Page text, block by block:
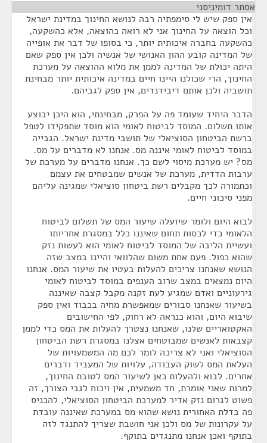
אסתר דומיניסני
אין ספק שיש לי סימפתיה רבה לנושא החינוך במדינת ישראל
וכל הוצאה על החינוך אני לא רואה כהוצאה, אלא כהשקעה,
כהשקעה בחברה איכותית יותר, כי בסופו של דבר את אופייה
של המדינה קובע ההון האנושי של אנשיה ולכן אין ספק שאם
היתה יכולת של המדינה לממן את מלוא ההוצאה על מערכת
החינוך, הרי שכולנו היינו חיים במדינה איכותית יותר מבחינת
תושביה ולכן אותם דיבידנדים, אין ספק לגביהם.
הדבר היחיד שעומד פה על הפרק, מבחינתי, הוא היכן יבוצע
אותו תשלום. המוסד לביטוח לאומי הוא מוסד שתפקידו לטפל
ברשת הביטחון הסוציאלי של תושבי מדינת ישראל. הגבייה
במוסד לביטוח לאומי איננה מס. אנחנו לא מדברים על מס.
מס? יש מערכת מיסוי לשם כך. אנחנו מדברים על מערכת של
ערבות הדדית, מערכת של אנשים שמבטחים את עצמם
וכתמורה לכך מקבלים רשת ביטחון סוציאלי שמגינה עליהם
מפני סיכוני חיים.
לבוא היום ולומר שיועלה שיעור המס של תשלום לביטוח
הלאומי כדי לכסות תחום שאיננו כלל במסגרת אחריותו
ועשיית הליבה של המוסד לביטוח לאומי הוא לעשות נזק
שהוא כפול. פעם אחת משום שהלוואי והיינו במצב שזה
הנושא שאנחנו צריכים להעלות בעטיו את שיעור המס. אנחנו
היום נמצאים במצב שרוב הענפים במוסד לביטוח לאומי
גירעוניים ואדם שמגיע לעת זקנה מקבל קצבה שאיננה
בשיעור שאנחנו סבורים שמאפשרת מחיה בכבוד ואין ספק
שיבוא היום, והוא כנראה לא רחוק, לפי החישובים
האקטואריים שלנו, שאנחנו נצטרך להעלות את המס כדי לממן
קצבאות לאנשים שמבוטחים אצלנו במסגרת רשת הביטחון
הסוציאלי ואני לא צריכה לומר לכם מה המשמעויות של
העלאת המס לשוק העבודה, עלויות של המעביד ודברים
אחרים. לבוא ולהעלות כאן לשיעור המס לטובת החינוך,
למרות שאני אומרת, חד משמעית, אין ויכוח לגבי הצורך, זה
פשוט לגרום נזק אדיר למערכת הביטחון הסוציאלי, להכניס
פה בדלת האחורית נושא שהוא מס במערכת שאיננה עובדת
על עקרונות של מס ולכן אני חושבת שצריך להתנגד לזה
בתוקף ואכן אנחנו מתנגדים בתוקף.